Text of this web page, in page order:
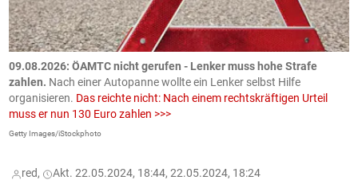
09.08.2026: ÖAMTC nicht gerufen - Lenker muss hohe Strafe
zahlen. Nach einer Autopanne wollte ein Lenker selbst Hilfe
organisieren. Das reichte nicht: Nach einem rechtskräftigen Urteil
muss er nun 130 Euro zahlen >>>
Getty Images/iStockphoto
red, Akt. 22.05.2024, 18:44, 22.05.2024, 18:24